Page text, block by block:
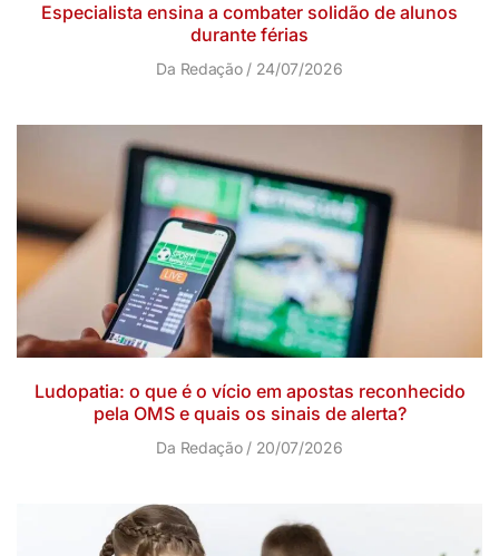
Especialista ensina a combater solidão de alunos
durante férias
Da Redação 24/07/2026
Ludopatia: o que é o vício em apostas reconhecido
pela OMS e quais os sinais de alerta?
Da Redação 20/07/2026